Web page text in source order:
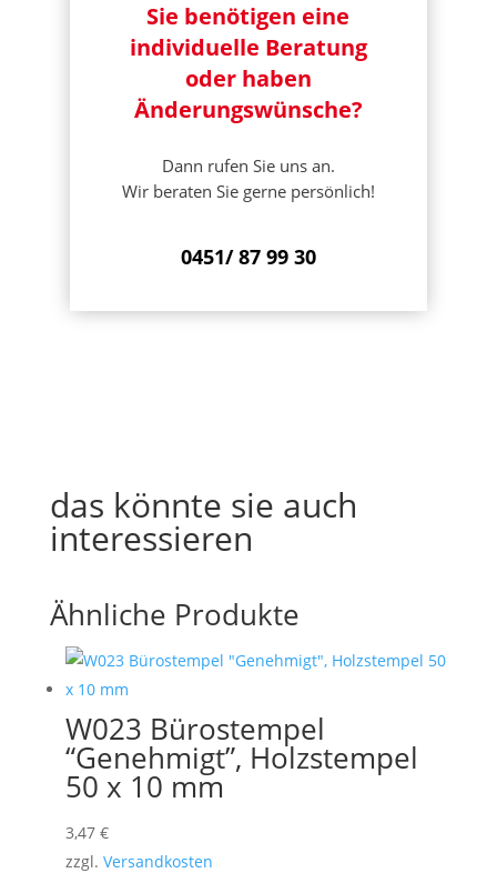
Sie benötigen eine
individuelle Beratung
oder haben
Änderungswünsche?
Dann rufen Sie uns an.
Wir beraten Sie gerne persönlich!
0451/ 87 99 30
das könnte sie auch
interessieren
Ähnliche Produkte
W023 Bürostempel
“Genehmigt”, Holzstempel
50 x 10 mm
3,47 €
zzgl. Versandkosten